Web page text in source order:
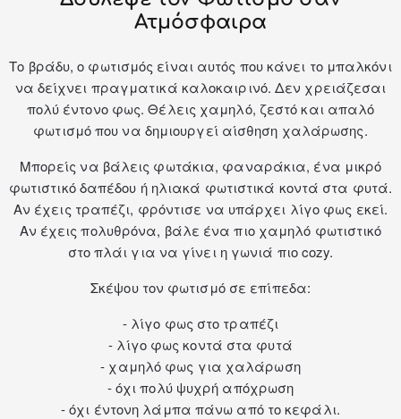
Ατμόσφαιρα
Το βράδυ, ο φωτισμός είναι αυτός που κάνει το μπαλκόνι
να δείχνει πραγματικά καλοκαιρινό. Δεν χρειάζεσαι
πολύ έντονο φως. Θέλεις χαμηλό, ζεστό και απαλό
φωτισμό που να δημιουργεί αίσθηση χαλάρωσης.
Μπορείς να βάλεις φωτάκια, φαναράκια, ένα μικρό
φωτιστικό δαπέδου ή ηλιακά φωτιστικά κοντά στα φυτά.
Αν έχεις τραπέζι, φρόντισε να υπάρχει λίγο φως εκεί.
Αν έχεις πολυθρόνα, βάλε ένα πιο χαμηλό φωτιστικό
στο πλάι για να γίνει η γωνιά πιο cozy.
Σκέψου τον φωτισμό σε επίπεδα:
- λίγο φως στο τραπέζι
- λίγο φως κοντά στα φυτά
- χαμηλό φως για χαλάρωση
- όχι πολύ ψυχρή απόχρωση
- όχι έντονη λάμπα πάνω από το κεφάλι.